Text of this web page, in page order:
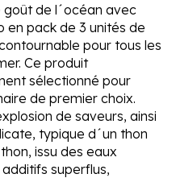
de l´océan avec
en pack de 3 unités de
pour tous les
Ce produit
sélectionné pour
de premier choix.
de saveurs, ainsi
typique d´un thon
issu des eaux
superflus,